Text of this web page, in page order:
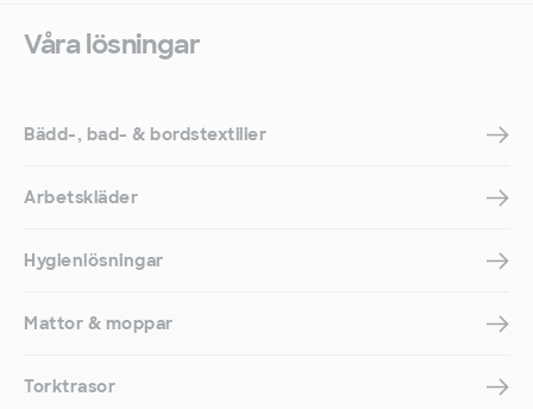
Våra lösningar
Bädd-, bad- & bordstextilier
Arbetskläder
Hygienlösningar
Mattor & moppar
Torktrasor